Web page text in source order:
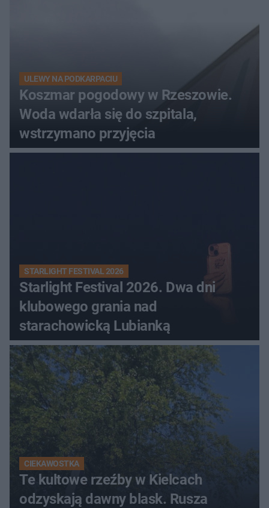
ULEWY NA PODKARPACIU
Koszmar pogodowy w Rzeszowie.
Woda wdarła się do szpitala,
wstrzymano przyjęcia
STARLIGHT FESTIVAL 2026
Starlight Festival 2026. Dwa dni
klubowego grania nad
starachowicką Lubianką
CIEKAWOSTKA
Te kultowe rzeźby w Kielcach
odzyskają dawny blask. Rusza